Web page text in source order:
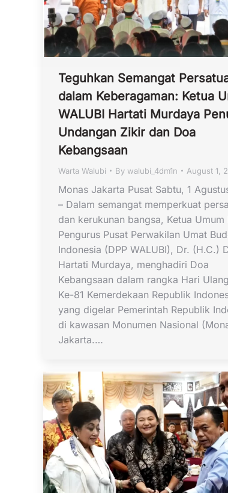
Teguhkan Semangat
dalam Keberagaman: Ketua
WALUBI Hartati Murdaya
Undangan Zikir dan Doa
Kebangsaan
Warta Walubi By walubi_4dm1n August 1,
Monas Jakarta Pusat Sabtu, 1
– Dalam semangat memperkuat
dan kerukunan bangsa, Ketua Umum
Pengurus Pusat Perwakilan Umat
Indonesia (DPP WALUBI), Dr. (H.C.)
Hartati Murdaya, menghadiri Doa
Kebangsaan dalam rangka Hari
Ke-81 Kemerdekaan Republik
yang digelar Pemerintah Republik
di kawasan Monumen Nasional
Jakarta.…